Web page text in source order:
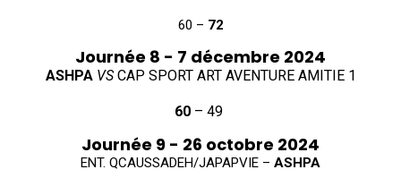
60 – 72
Journée 8 - 7 décembre 2024
ASHPA VSCAP SPORT ART AVENTURE AMITIE 1
60 – 49
Journée 9 - 26 octobre 2024
ENT. QCAUSSADEH/JAPAPVIE – ASHPA